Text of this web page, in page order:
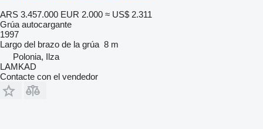
ARS 3.457.000 EUR 2.000 ≈ US$ 2.311
Grúa autocargante
1997
Largo del brazo de la grúa 8 m
Polonia, Ilza
LAMKAD
Contacte con el vendedor